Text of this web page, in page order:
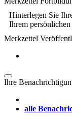
Hinterlegen Sie
Ihrem
Merkzettel
Ihre
alle